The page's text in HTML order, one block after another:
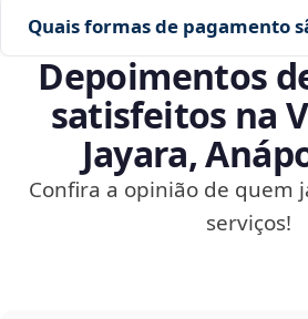
Quais formas de pagamento
Depoimentos
satisfeitos na
Jayara,
Confira a opinião de quem
serviços!